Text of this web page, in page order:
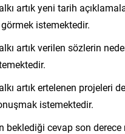
artık yeni tarih
istemektedir.
artık verilen sözlerin
artık ertelenen projeleri
istemektedir.
beklediği cevap son derece